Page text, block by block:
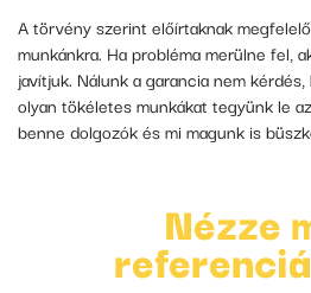
A törvény szerint előírtaknak
munkánkra. Ha probléma merülne fel,
javítjuk. Nálunk a garancia nem
olyan tökéletes munkákat tegyünk le
benne dolgozók és mi magunk is
Nézze